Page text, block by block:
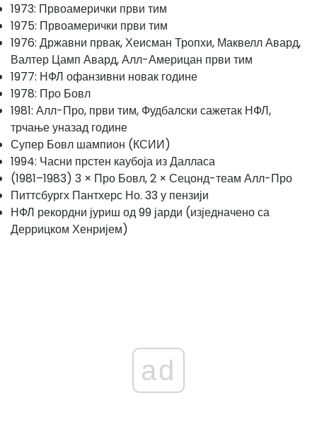
1973: Првоамерички први тим
1975: Првоамерички први тим
1976: Државни првак, Хеисман Тропхи, Маквелл Авард,
Валтер Цамп Авард, Алл-Америцан први тим
1977: НФЛ офанзивни новак године
1978: Про Бовл
1981: Алл-Про, први тим, Фудбалски сажетак НФЛ,
трчање уназад године
Супер Бовл шампион (КСИИ)
1994: Часни прстен каубоја из Далласа
(1981–1983) 3 × Про Бовл, 2 × Сецонд-теам Алл-Про
Питтсбургх Пантхерс Но. 33 у пензији
НФЛ рекордни јуриш од 99 јарди (изједначено са
Деррицком Хенријем)
ad